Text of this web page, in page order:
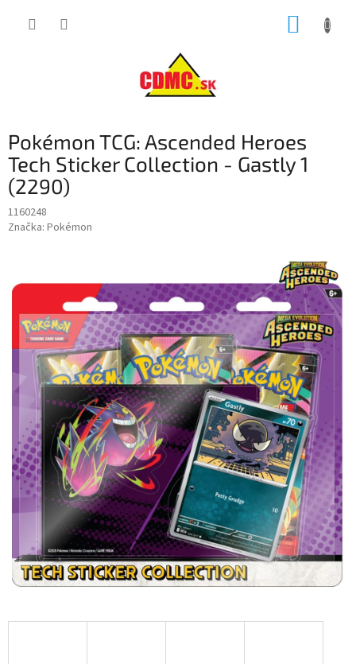
Pokémon TCG: Ascended Heroes
Tech Sticker Collection - Gastly 1
(2290)
1160248
Značka: Pokémon